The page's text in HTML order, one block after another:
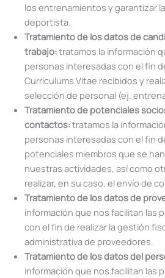
los entrenamientos y garantizar
deportista.
Tratamiento de los datos de
trabajo:tratamos la información
personas interesadas con el fin
Curriculums Vitae recibidos y
selección de personal (ej.
Tratamiento de potenciales
contactos:tratamos la
personas interesadas con el fin
potenciales miembros que se
nuestras actividades, así como
realizar, en su caso, el envío de
Tratamiento de los datos de
información que nos facilitan las
con el fin de realizar la gestión
administrativa de proveedores.
Tratamiento de los datos del
información que nos facilitan las